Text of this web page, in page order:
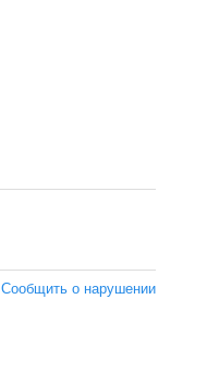
Сообщить о нарушении